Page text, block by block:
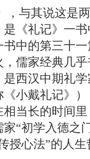
，与其说这是
《礼记》一
书中的第三十
儒家经典几
西汉中期礼
小戴礼记》
当长的时间
“初学入德之
授心法”的人